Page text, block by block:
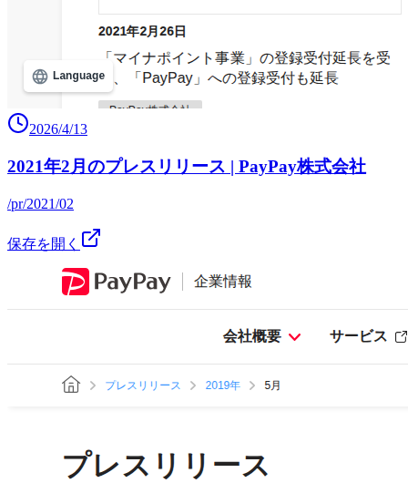
2026/4/13
2021年2月のプレスリリース | PayPay株式会社
/pr/2021/02
保存を開く